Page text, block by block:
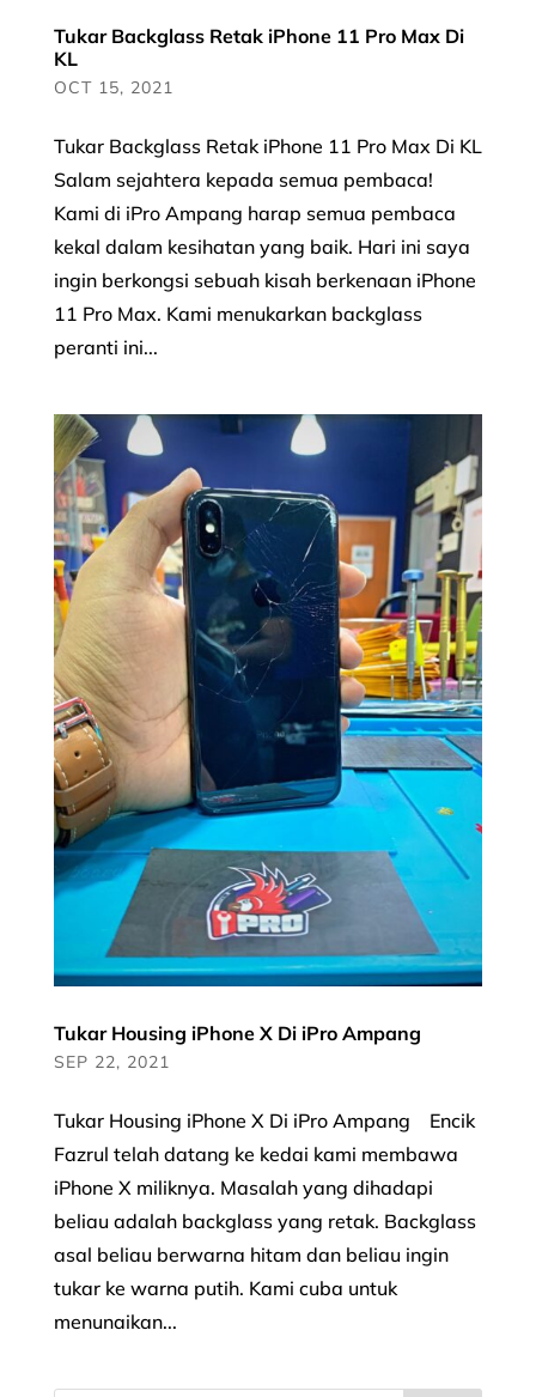
Tukar Backglass Retak iPhone 11 Pro Max Di
KL
OCT 15, 2021
Tukar Backglass Retak iPhone 11 Pro Max Di KL
Salam sejahtera kepada semua pembaca!
Kami di iPro Ampang harap semua pembaca
kekal dalam kesihatan yang baik. Hari ini saya
ingin berkongsi sebuah kisah berkenaan iPhone
11 Pro Max. Kami menukarkan backglass
peranti ini...
Tukar Housing iPhone X Di iPro Ampang
SEP 22, 2021
Tukar Housing iPhone X Di iPro Ampang Encik
Fazrul telah datang ke kedai kami membawa
iPhone X miliknya. Masalah yang dihadapi
beliau adalah backglass yang retak. Backglass
asal beliau berwarna hitam dan beliau ingin
tukar ke warna putih. Kami cuba untuk
menunaikan...